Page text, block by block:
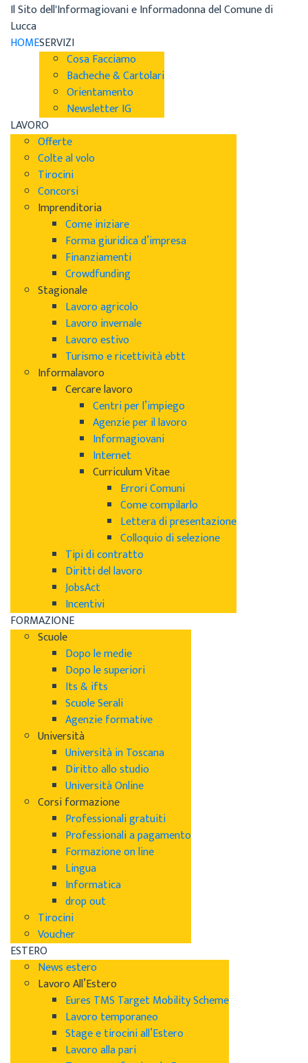
Il Sito dell'Informagiovani e Informadonna del Comune di
Lucca
HOMESERVIZI
Cosa Facciamo
Bacheche & Cartolari
Orientamento
Newsletter IG
LAVORO
Offerte
Colte al volo
Tirocini
Concorsi
Imprenditoria
Come iniziare
Forma giuridica d’impresa
Finanziamenti
Crowdfunding
Stagionale
Lavoro agricolo
Lavoro invernale
Lavoro estivo
Turismo e ricettività ebtt
Informalavoro
Cercare lavoro
Centri per l’impiego
Agenzie per il lavoro
Informagiovani
Internet
Curriculum Vitae
Errori Comuni
Come compilarlo
Lettera di presentazione
Colloquio di selezione
Tipi di contratto
Diritti del lavoro
JobsAct
Incentivi
FORMAZIONE
Scuole
Dopo le medie
Dopo le superiori
Its & ifts
Scuole Serali
Agenzie formative
Università
Università in Toscana
Diritto allo studio
Università Online
Corsi formazione
Professionali gratuiti
Professionali a pagamento
Formazione on line
Lingua
Informatica
drop out
Tirocini
Voucher
ESTERO
News estero
Lavoro All’Estero
Eures TMS Target Mobility Scheme
Lavoro temporaneo
Stage e tirocini all’Estero
Lavoro alla pari